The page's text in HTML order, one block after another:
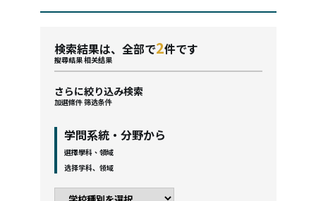
検索結果は、全部で2件です
搜尋結果相关结果
さらに絞り込み検索
加選條件筛选条件
学問系統・分野から
選擇學科、領域
选择学科、领域